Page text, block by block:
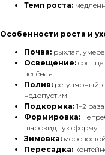
Темп роста:
Особенности роста и
Почва: рыхлая,
Освещение:
зелёная
Полив: регулярный,
недопустим
Подкормка: 1–2
Формировка: не
шаровидную форму
Зимовка:
Пересадка: